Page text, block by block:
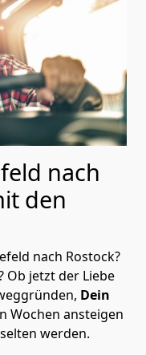
nach
den
nach Rostock?
Ob jetzt der Liebe
Dein
Wochen ansteigen
werden.